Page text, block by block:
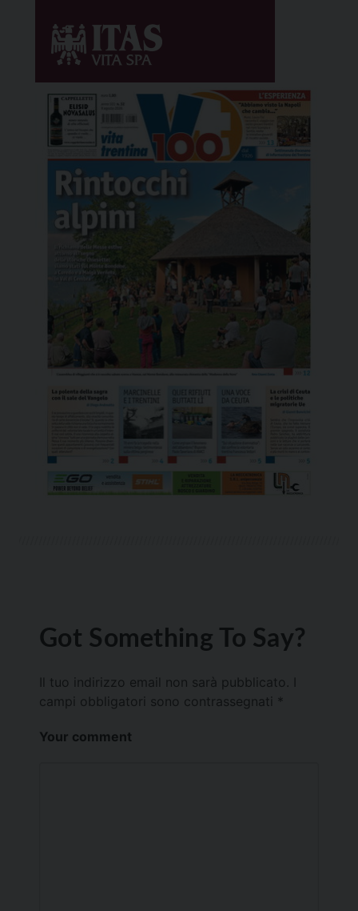
Got Something To Say?
Il tuo indirizzo email non sarà pubblicato.
campi obbligatori sono contrassegnati *
Your comment